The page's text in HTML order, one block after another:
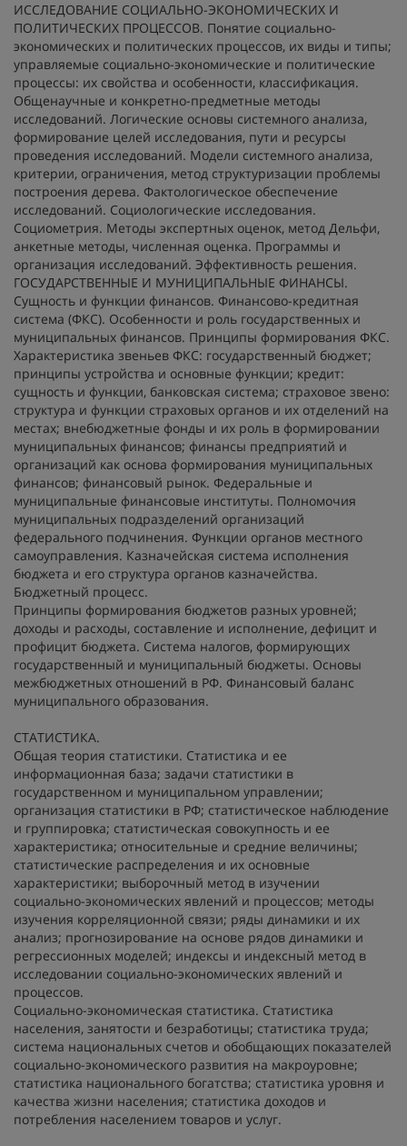
ИССЛЕДОВАНИЕ СОЦИАЛЬНО-ЭКОНОМИЧЕСКИХ И
ПОЛИТИЧЕСКИХ ПРОЦЕССОВ. Понятие социально-
экономических и политических процессов, их виды и типы;
управляемые социально-экономические и политические
процессы: их свойства и особенности, классификация.
Общенаучные и конкретно-предметные методы
исследований. Логические основы системного анализа,
формирование целей исследования, пути и ресурсы
проведения исследований. Модели системного анализа,
критерии, ограничения, метод структуризации проблемы
построения дерева. Фактологическое обеспечение
исследований. Социологические исследования.
Социометрия. Методы экспертных оценок, метод Дельфи,
анкетные методы, численная оценка. Программы и
организация исследований. Эффективность решения.
ГОСУДАРСТВЕННЫЕ И МУНИЦИПАЛЬНЫЕ ФИНАНСЫ.
Сущность и функции финансов. Финансово-кредитная
система (ФКС). Особенности и роль государственных и
муниципальных финансов. Принципы формирования ФКС.
Характеристика звеньев ФКС: государственный бюджет;
принципы устройства и основные функции; кредит:
сущность и функции, банковская система; страховое звено:
структура и функции страховых органов и их отделений на
местах; внебюджетные фонды и их роль в формировании
муниципальных финансов; финансы предприятий и
организаций как основа формирования муниципальных
финансов; финансовый рынок. Федеральные и
муниципальные финансовые институты. Полномочия
муниципальных подразделений организаций
федерального подчинения. Функции органов местного
самоуправления. Казначейская система исполнения
бюджета и его структура органов казначейства.
Бюджетный процесс.
Принципы формирования бюджетов разных уровней;
доходы и расходы, составление и исполнение, дефицит и
профицит бюджета. Система налогов, формирующих
государственный и муниципальный бюджеты. Основы
межбюджетных отношений в РФ. Финансовый баланс
муниципального образования.
СТАТИСТИКА.
Общая теория статистики. Статистика и ее
информационная база; задачи статистики в
государственном и муниципальном управлении;
организация статистики в РФ; статистическое наблюдение
и группировка; статистическая совокупность и ее
характеристика; относительные и средние величины;
статистические распределения и их основные
характеристики; выборочный метод в изучении
социально-экономических явлений и процессов; методы
изучения корреляционной связи; ряды динамики и их
анализ; прогнозирование на основе рядов динамики и
регрессионных моделей; индексы и индексный метод в
исследовании социально-экономических явлений и
процессов.
Социально-экономическая статистика. Статистика
населения, занятости и безработицы; статистика труда;
система национальных счетов и обобщающих показателей
социально-экономического развития на макроуровне;
статистика национального богатства; статистика уровня и
качества жизни населения; статистика доходов и
потребления населением товаров и услуг.